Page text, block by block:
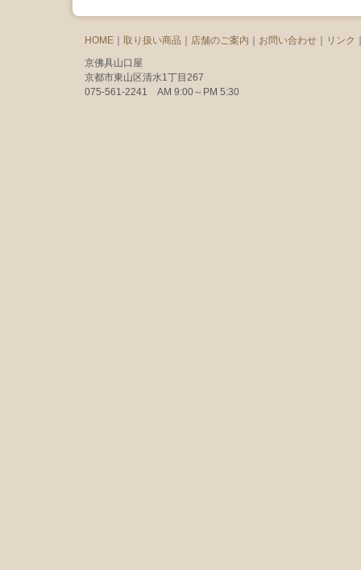
HOME ｜ 取り扱い商品 ｜ 店舗のご案内 ｜ お問い合わせ ｜ リンク
京佛具山口屋
京都市東山区清水1丁目267
075-561-2241 AM 9:00～PM 5:30